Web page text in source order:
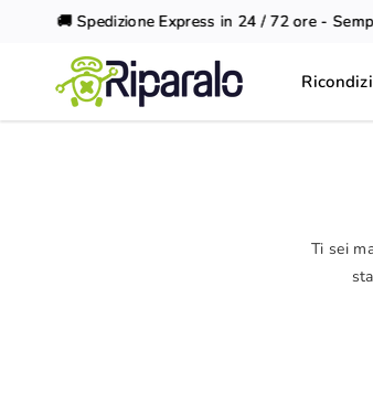
Vai al
contenuto
🚚 Spedizione Express in 24 / 72 ore -
Ti sei